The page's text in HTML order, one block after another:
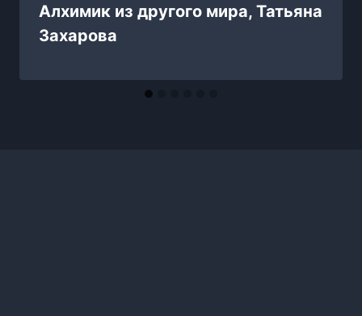
Алхимик из другого мира, Татьяна
Захарова